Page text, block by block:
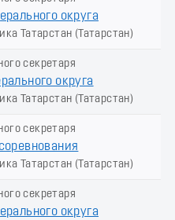
округа
Татарстан (Татарстан)
секретаря
округа
Татарстан (Татарстан)
секретаря
Татарстан (Татарстан)
секретаря
округа